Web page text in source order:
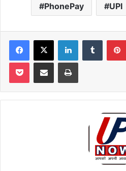
PhonePay UPI
Facebook
X LinkedInTumblr
Pocket Share via Email Print